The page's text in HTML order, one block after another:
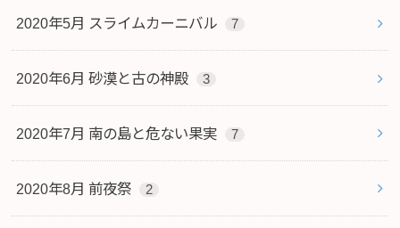
2020年5月 スライムカーニバル 7
2020年6月 砂漠と古の神殿 3
2020年7月 南の島と危ない果実 7
2020年8月 前夜祭 2